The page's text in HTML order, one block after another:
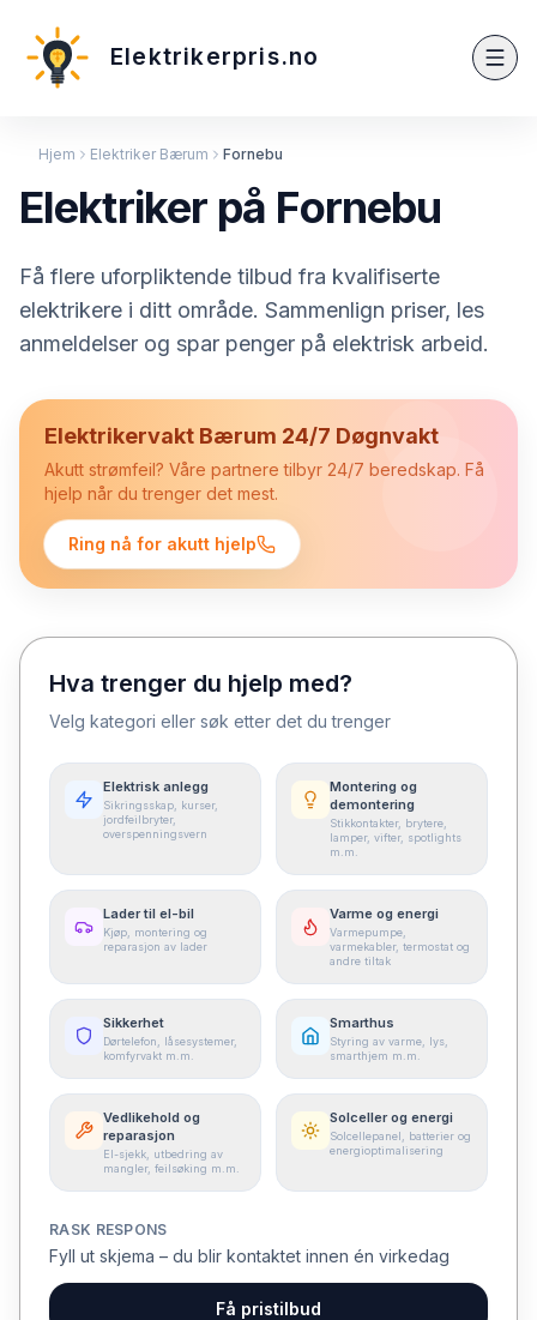
Elektrikerpris.no
Hjem Elektriker Bærum Fornebu
Elektriker på Fornebu
Få flere uforpliktende tilbud fra kvalifiserte
elektrikere i ditt område. Sammenlign priser, les
anmeldelser og spar penger på elektrisk arbeid.
Elektrikervakt Bærum 24/7 Døgnvakt
Akutt strømfeil? Våre partnere tilbyr 24/7 beredskap. Få
hjelp når du trenger det mest.
Ring nå for akutt hjelp
Hva trenger du hjelp med?
Velg kategori eller søk etter det du trenger
Elektrisk anlegg
Sikringsskap, kurser,
jordfeilbryter,
overspenningsvern
Montering og
demontering
Stikkontakter, brytere,
lamper, vifter, spotlights
m.m.
Lader til el-bil
Kjøp, montering og
reparasjon av lader
Varme og energi
Varmepumpe,
varmekabler, termostat og
andre tiltak
Sikkerhet
Dørtelefon, låsesystemer,
komfyrvakt m.m.
Smarthus
Styring av varme, lys,
smarthjem m.m.
Vedlikehold og
reparasjon
El-sjekk, utbedring av
mangler, feilsøking m.m.
Solceller og energi
Solcellepanel, batterier og
energioptimalisering
RASK RESPONS
Fyll ut skjema – du blir kontaktet innen én virkedag
Få pristilbud